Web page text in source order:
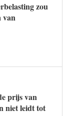
zou
van
prijs van
niet leidt tot